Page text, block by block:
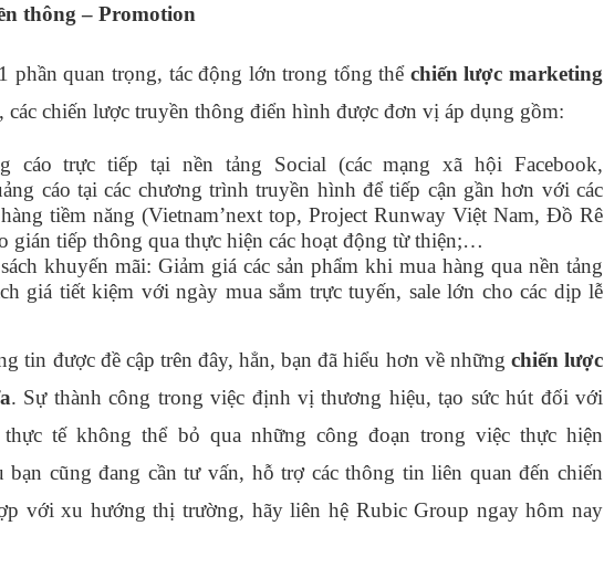
thông – Promotion
phần quan trọng, tác động lớn trong tổng thể chiến lược marketing
các chiến lược truyền thông điển hình được đơn vị áp dụng gồm:
cáo trực tiếp tại nền tảng Social (các mạng xã hội Facebook,
cáo tại các chương trình truyền hình để tiếp cận gần hơn với các
tiềm năng (Vietnam’next top, Project Runway Việt Nam, Đồ Rê
tiếp thông qua thực hiện các hoạt động từ thiện;…
khuyến mãi: Giảm giá các sản phẩm khi mua hàng qua nền tảng
giá tiết kiệm với ngày mua sắm trực tuyến, sale lớn cho các dịp lễ
tin được đề cập trên đây, hẳn, bạn đã hiểu hơn về những chiến lược
. Sự thành công trong việc định vị thương hiệu, tạo sức hút đối với
tế không thể bỏ qua những công đoạn trong việc thực hiện
bạn cũng đang cần tư vấn, hỗ trợ các thông tin liên quan đến chiến
với xu hướng thị trường, hãy liên hệ Rubic Group ngay hôm nay